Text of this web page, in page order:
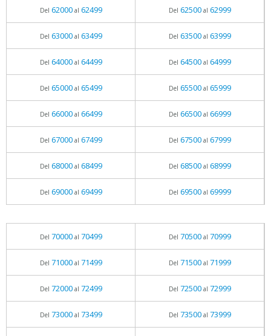
Del 62000al 62499 Del 62500al 62999
Del 63000al 63499 Del 63500al 63999
Del 64000al 64499 Del 64500al 64999
Del 65000al 65499 Del 65500al 65999
Del 66000al 66499 Del 66500al 66999
Del 67000al 67499 Del 67500al 67999
Del 68000al 68499 Del 68500al 68999
Del 69000al 69499 Del 69500al 69999
Del 70000al 70499 Del 70500al 70999
Del 71000al 71499 Del 71500al 71999
Del 72000al 72499 Del 72500al 72999
Del 73000al 73499 Del 73500al 73999